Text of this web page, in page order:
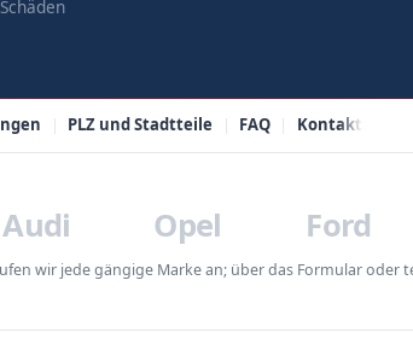
PLZ und Stadtteile FAQ Kontakt
Audi Opel Ford
wir jede gängige Marke an; über das Formular oder